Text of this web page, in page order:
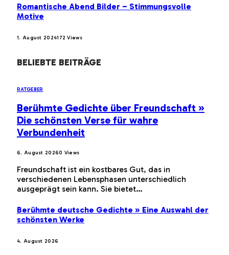
Romantische Abend Bilder – Stimmungsvolle
Motive
1. August 2024172Views
BELIEBTE BEITRÄGE
RATGEBER
Berühmte Gedichte über Freundschaft »
Die schönsten Verse für wahre
Verbundenheit
6. August 20260 Views
Freundschaft ist ein kostbares Gut, das in
verschiedenen Lebensphasen unterschiedlich
ausgeprägt sein kann. Sie bietet…
Berühmte deutsche Gedichte » Eine Auswahl der
schönsten Werke
4. August 2026